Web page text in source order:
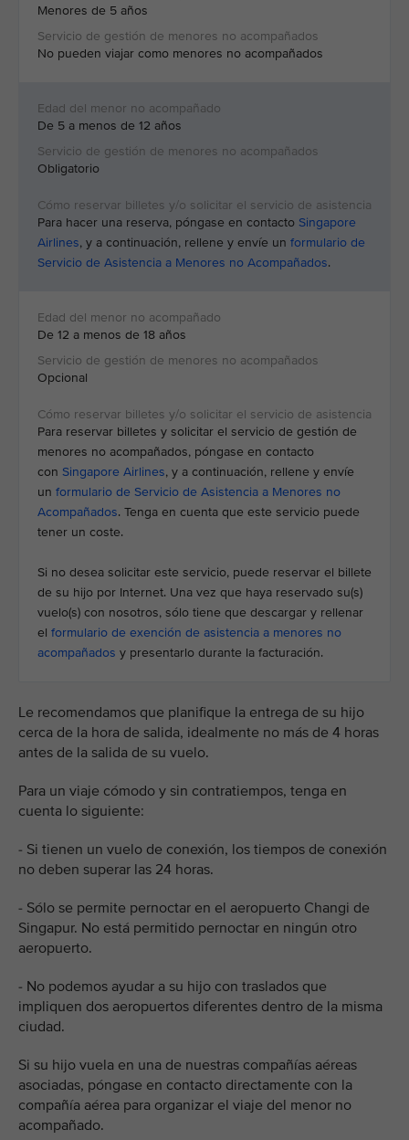
Menores de 5 años
No pueden viajar como menores no acompañados
De 5 a menos de 12 años
Obligatorio
Para hacer una reserva, póngase en contacto Singapore
Airlines, y a continuación, rellene y envíe un formulario de
Servicio de Asistencia a Menores no Acompañados.
De 12 a menos de 18 años
Opcional
Para reservar billetes y solicitar el servicio de gestión de
menores no acompañados, póngase en contacto
con Singapore Airlines, y a continuación, rellene y envíe
un formulario de Servicio de Asistencia a Menores no
Acompañados. Tenga en cuenta que este servicio puede
tener un coste.
Si no desea solicitar este servicio, puede reservar el billete
de su hijo por Internet. Una vez que haya reservado su(s)
vuelo(s) con nosotros, sólo tiene que descargar y rellenar
el formulario de exención de asistencia a menores no
acompañados y presentarlo durante la facturación.
Le recomendamos que planifique la entrega de su hijo
cerca de la hora de salida, idealmente no más de 4 horas
antes de la salida de su vuelo.
Para un viaje cómodo y sin contratiempos, tenga en
cuenta lo siguiente:
- Si tienen un vuelo de conexión, los tiempos de conexión
no deben superar las 24 horas.
- Sólo se permite pernoctar en el aeropuerto Changi de
Singapur. No está permitido pernoctar en ningún otro
aeropuerto.
- No podemos ayudar a su hijo con traslados que
impliquen dos aeropuertos diferentes dentro de la misma
ciudad.
Si su hijo vuela en una de nuestras compañías aéreas
asociadas, póngase en contacto directamente con la
compañía aérea para organizar el viaje del menor no
acompañado.